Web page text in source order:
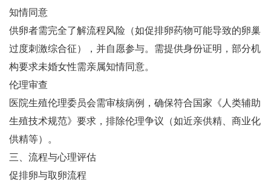
知情同意‌
供卵者需完全了解流程风险（如促排卵药物可能导致的卵巢
过度刺激综合征），并自愿参与‌。需提供身份证明，部分机
构要求未婚女性需亲属知情同意‌。
伦理审查‌
医院生殖伦理委员会需审核病例，确保符合国家《人类辅助
生殖技术规范》要求，排除伦理争议（如近亲供精、商业化
供精等）‌。
三、流程与心理评估
促排卵与取卵流程‌